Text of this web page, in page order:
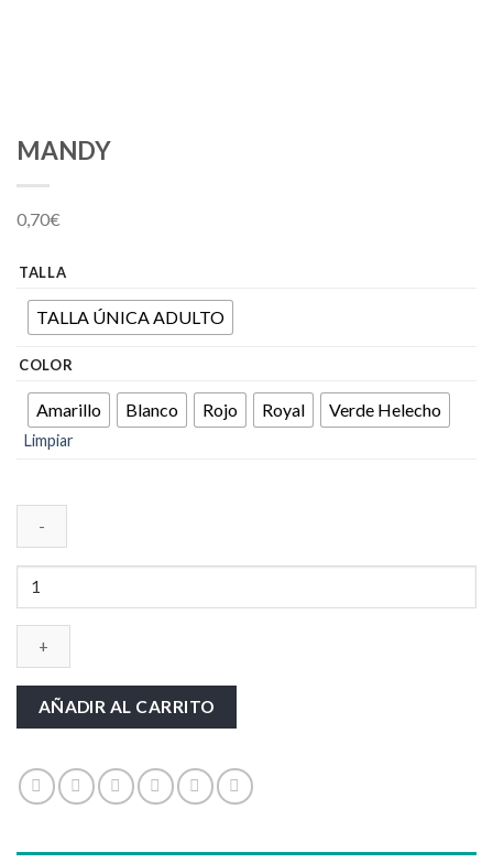
MANDY
0,70€
TALLA
TALLA ÚNICA ADULTO
COLOR
Amarillo Blanco Rojo Royal Verde Helecho
Limpiar
MANDY
AÑADIR AL CARRITO